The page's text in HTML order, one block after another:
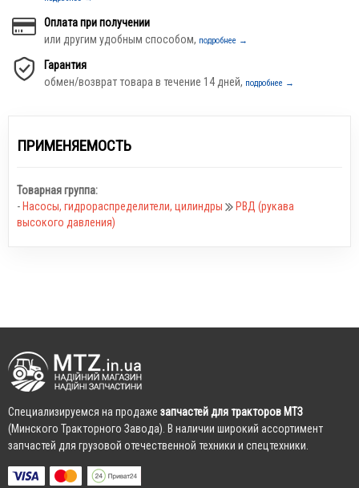
Оплата при получении
или другим удобным способом, подробнее →
Гарантия
обмен/возврат товара в течение 14 дней, подробнее →
ПРИМЕНЯЕМОСТЬ
Товарная группа:
- Насосы, гидрораспределители, цилиндры
РВД (рукава
высокого давления)
Cпециализируемся на продаже запчастей для тракторов МТЗ
(Минского Тракторного Завода). В наличии широкий ассортимент
запчастей для грузовой отечественной техники и спецтехники.